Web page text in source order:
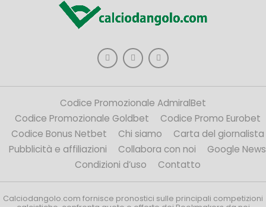
Codice Promozionale AdmiralBet
Codice Promozionale Goldbet
Codice Promo Eurobet
Codice Bonus Netbet
Chi siamo
Carta del giornalista
Pubblicità e affiliazioni
Collabora con noi
Google News
Condizioni d’uso
Contatto
Calciodangolo.com fornisce pronostici sulle principali competizioni